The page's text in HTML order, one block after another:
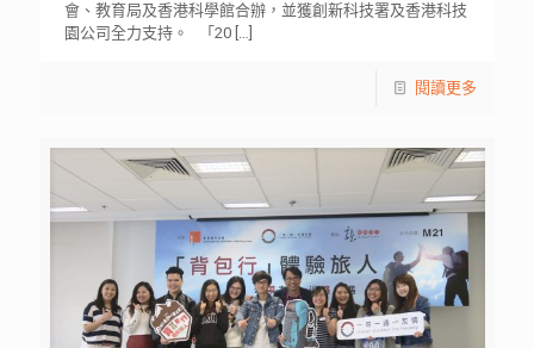
會、教育局及香港科學館合辦，並獲創新科技署及香港科技
園公司全力支持。 「20[…]
閱讀更多